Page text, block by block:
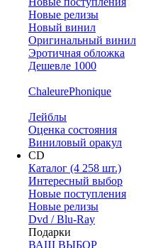
Новые релизы
Новый винил
Оригинальный винил
Эротичная обложка
Дешевле 1000
ChaleurePhonique
Лейблы
Оценка состояния
Виниловый оракул
CD
Каталог (4 258 шт.)
Интересный выбор
Новые поступления
Новые релизы
Dvd / Blu-Ray
Подарки
ВАШ ВЫБОР